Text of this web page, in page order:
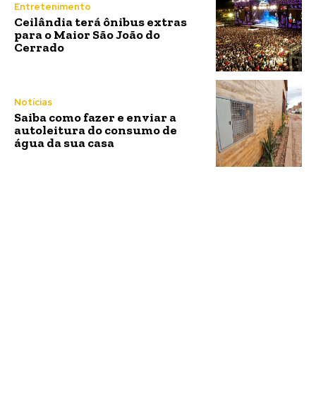
Entretenimento
Ceilândia terá ônibus extras
para o Maior São João do
Cerrado
Notícias
Saiba como fazer e enviar a
autoleitura do consumo de
água da sua casa